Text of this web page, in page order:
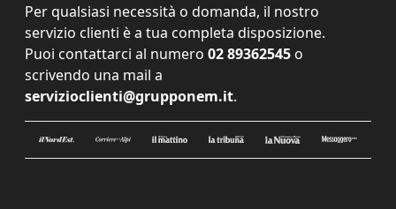
Per qualsiasi necessità o domanda, il nostro
servizio clienti è a tua completa disposizione.
Puoi contattarci al numero 02 89362545 o
scrivendo una mail a
servizioclienti@grupponem.it.